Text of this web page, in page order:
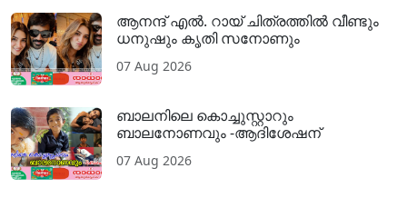
ആനന്ദ് എൽ. റായ് ചിത്രത്തിൽ വീണ്ടും
ധനുഷും കൃതി സനോണും
07 Aug 2026
ബാലനിലെ കൊച്ചുസ്റ്റാറും
ബാലനോണവും -ആദിശേഷന്
07 Aug 2026